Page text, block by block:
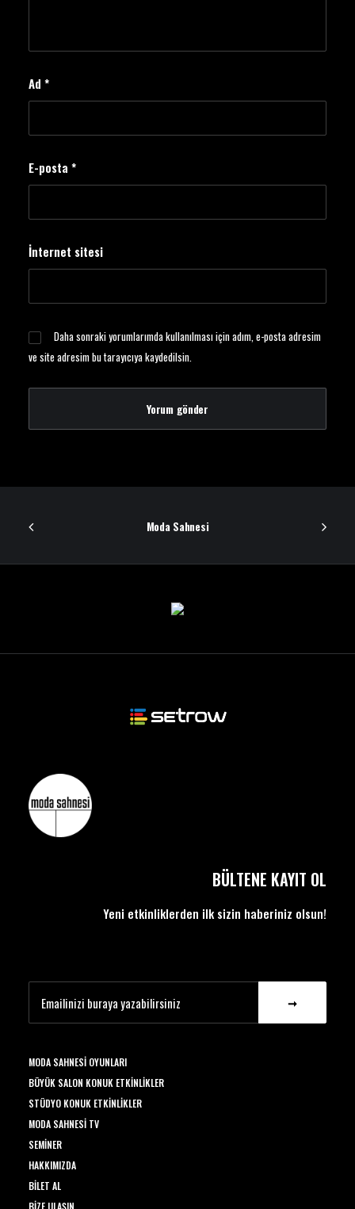
Ad *
E-posta *
İnternet sitesi
Daha sonraki yorumlarımda kullanılması için adım, e-posta adresim
ve site adresim bu tarayıcıya kaydedilsin.
Moda Sahnesi
BÜLTENE KAYIT OL
Yeni etkinliklerden ilk sizin haberiniz olsun!
MODA SAHNESI OYUNLARI
BÜYÜK SALON KONUK ETKINLIKLER
STÜDYO KONUK ETKINLIKLER
MODA SAHNESI TV
SEMINER
HAKKIMIZDA
BILET AL
BIZE ULAŞIN